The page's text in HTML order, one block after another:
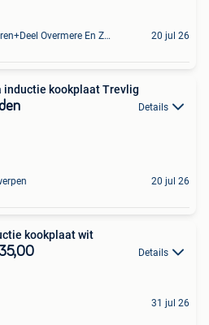
Lokeren+Deel Overmere En Zele 20 jul 26
inductie kookplaat Trevlig
Details
20 jul 26
kookplaat wit
Details
31 jul 26